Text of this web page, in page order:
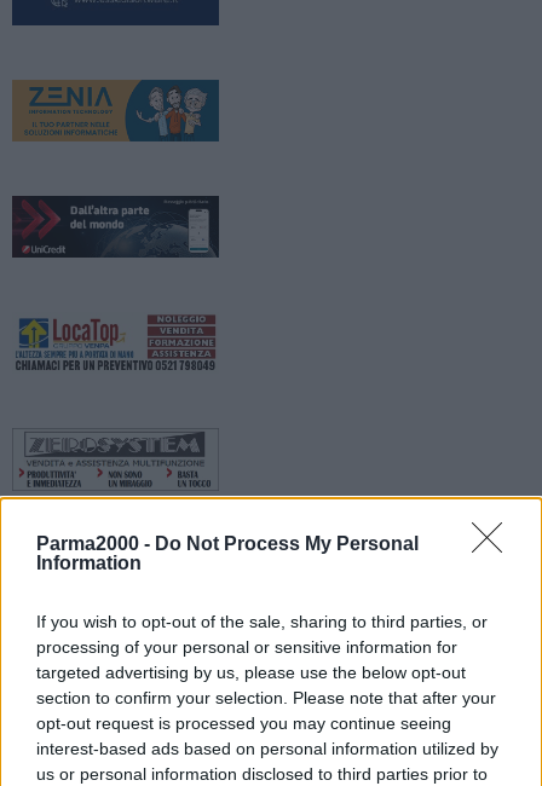
Parma2000 - Do Not Process My Personal
Information
If you wish to opt-out of the sale, sharing to third parties, or
processing of your personal or sensitive information for
targeted advertising by us, please use the below opt-out
section to confirm your selection. Please note that after your
opt-out request is processed you may continue seeing
interest-based ads based on personal information utilized by
us or personal information disclosed to third parties prior to
In Emilia-Romagna i saldi della stagione invernale 2021-2022
inizieranno il 5 gennaio prossimo. Inoltre, nei 30 giorni antecedenti
l’avvio delle vendite di fine stagione resta confermato il divieto di
vendite promozionali di capi di abbigliamento e accessori, oltre a
calzature, biancheria intima, pelletteria e tessuti per abbigliamento
e arredamento.